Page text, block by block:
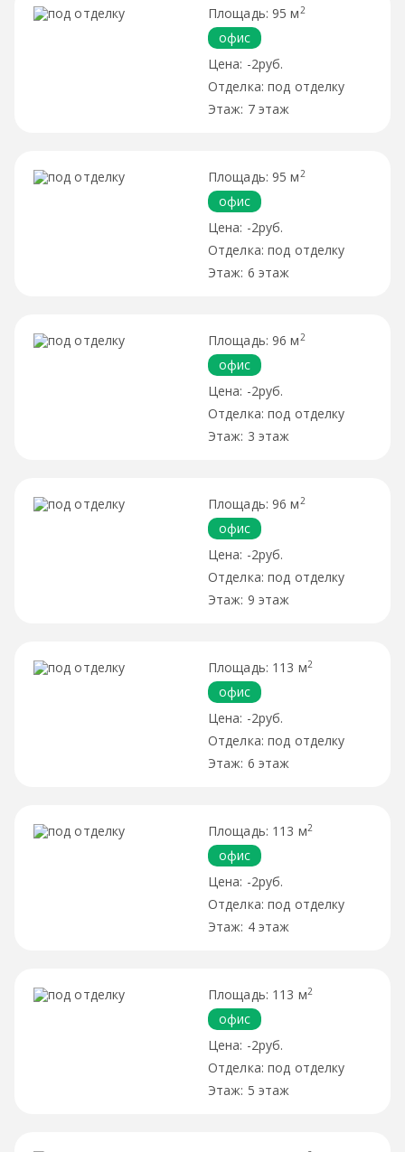
95 м 2
офис
-2руб.
под отделку
7 этаж
95 м 2
офис
-2руб.
под отделку
6 этаж
96 м 2
офис
-2руб.
под отделку
3 этаж
96 м 2
офис
-2руб.
под отделку
9 этаж
113 м2
офис
-2руб.
под отделку
6 этаж
113 м2
офис
-2руб.
под отделку
4 этаж
113 м2
офис
-2руб.
под отделку
5 этаж